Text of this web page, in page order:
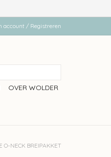
account / Registreren
OVER WOLDER
O-NECK BREIPAKKET